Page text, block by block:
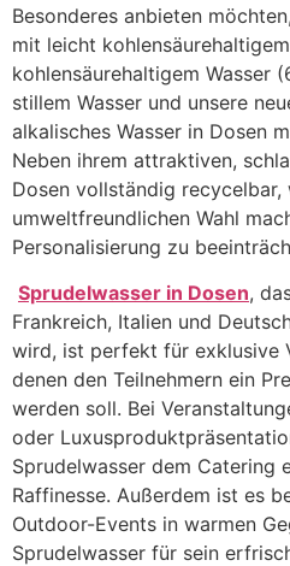
Besonderes anbieten
mit leicht
kohlensäurehaltigem Wasser
stillem Wasser und unsere
alkalisches Wasser in Dosen
Neben ihrem attraktiven,
Dosen vollständig recycelbar,
umweltfreundlichen Wahl
Personalisierung zu
Sprudelwasser in Dosen,
Frankreich, Italien und
wird, ist perfekt für exklusive
denen den Teilnehmern ein
werden soll. Bei
oder
Sprudelwasser dem Catering
Raffinesse. Außerdem ist es
Outdoor-Events in warmen
Sprudelwasser für sein